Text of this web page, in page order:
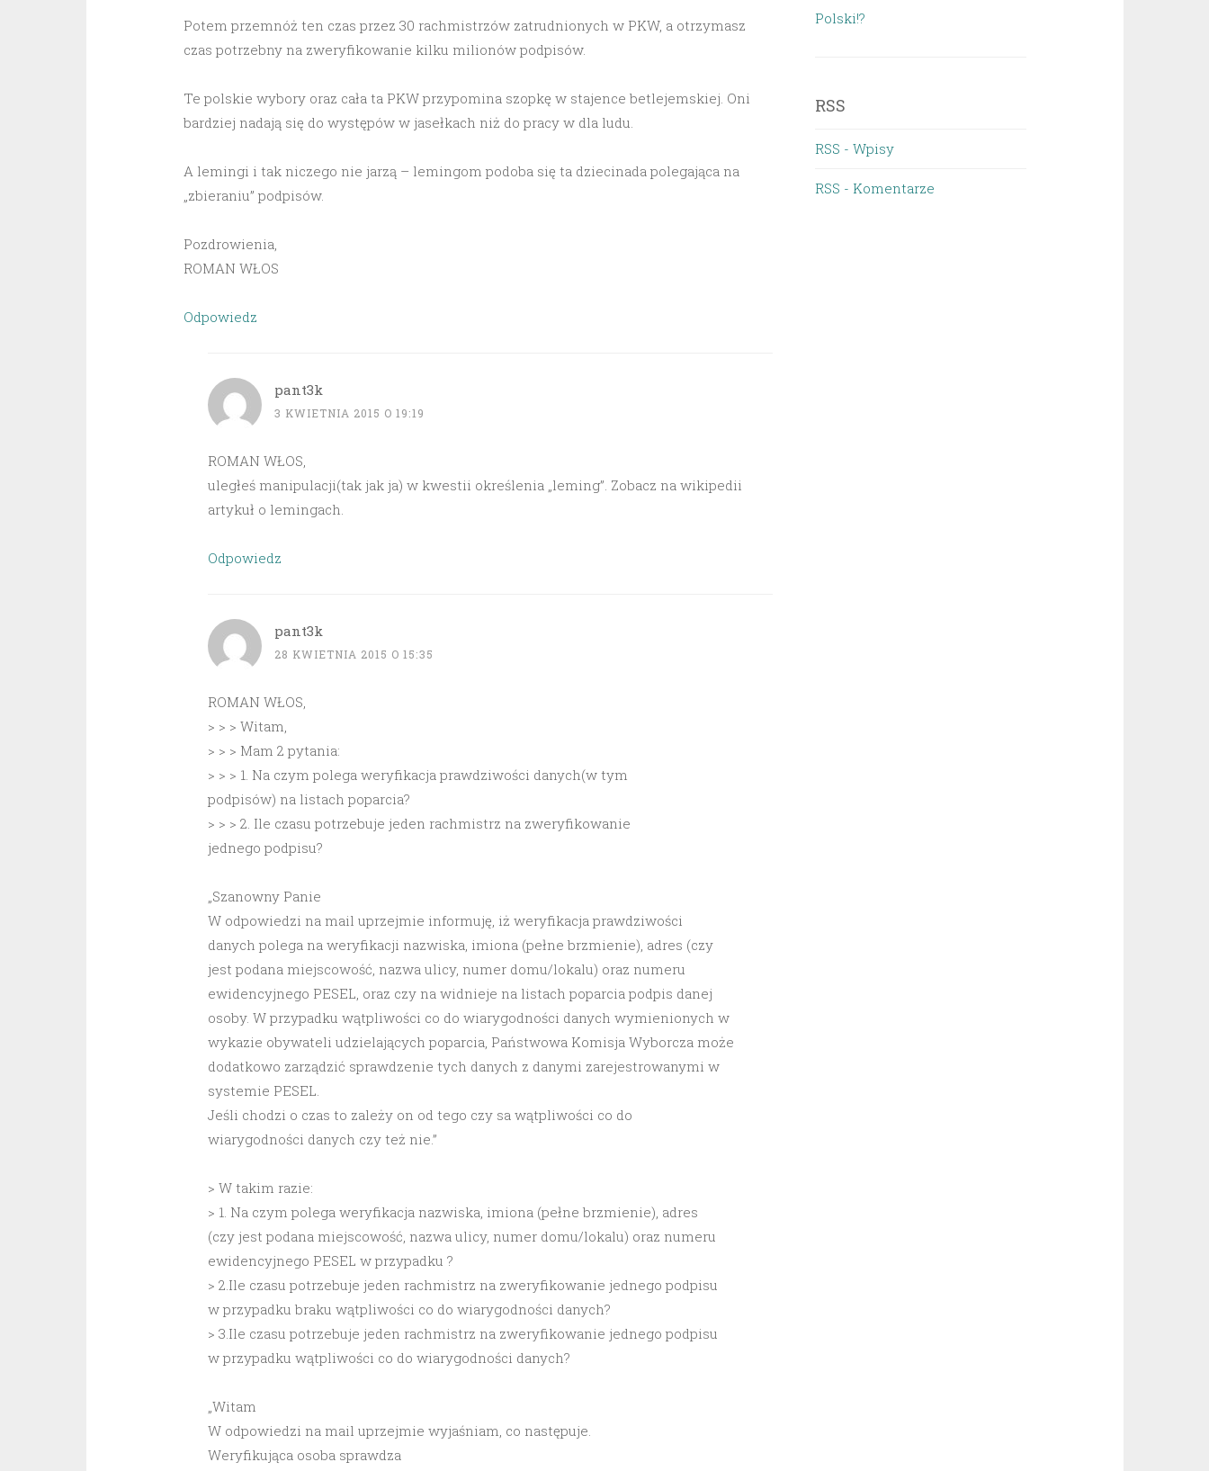
Potem przemnóż ten czas przez 30 rachmistrzów zatrudnionych w PKW, a otrzymasz
czas potrzebny na zweryfikowanie kilku milionów podpisów.
Te polskie wybory oraz cała ta PKW przypomina szopkę w stajence betlejemskiej. Oni
bardziej nadają się do występów w jasełkach niż do pracy w dla ludu.
A lemingi i tak niczego nie jarzą – lemingom podoba się ta dziecinada polegająca na
„zbieraniu” podpisów.
Pozdrowienia,
ROMAN WŁOS
Odpowiedz
pant3k
3 KWIETNIA 2015 O 19:19
ROMAN WŁOS,
uległeś manipulacji(tak jak ja) w kwestii określenia „leming”. Zobacz na wikipedii
artykuł o lemingach.
Odpowiedz
pant3k
28 KWIETNIA 2015 O 15:35
ROMAN WŁOS,
> > > Witam,
> > > Mam 2 pytania:
> > > 1. Na czym polega weryfikacja prawdziwości danych(w tym
podpisów) na listach poparcia?
> > > 2. Ile czasu potrzebuje jeden rachmistrz na zweryfikowanie
jednego podpisu?
„Szanowny Panie
W odpowiedzi na mail uprzejmie informuję, iż weryfikacja prawdziwości
danych polega na weryfikacji nazwiska, imiona (pełne brzmienie), adres (czy
jest podana miejscowość, nazwa ulicy, numer domu/lokalu) oraz numeru
ewidencyjnego PESEL, oraz czy na widnieje na listach poparcia podpis danej
osoby. W przypadku wątpliwości co do wiarygodności danych wymienionych w
wykazie obywateli udzielających poparcia, Państwowa Komisja Wyborcza może
dodatkowo zarządzić sprawdzenie tych danych z danymi zarejestrowanymi w
systemie PESEL.
Jeśli chodzi o czas to zależy on od tego czy sa wątpliwości co do
wiarygodności danych czy też nie.”
> W takim razie:
> 1. Na czym polega weryfikacja nazwiska, imiona (pełne brzmienie), adres
(czy jest podana miejscowość, nazwa ulicy, numer domu/lokalu) oraz numeru
ewidencyjnego PESEL w przypadku ?
> 2.Ile czasu potrzebuje jeden rachmistrz na zweryfikowanie jednego podpisu
w przypadku braku wątpliwości co do wiarygodności danych?
> 3.Ile czasu potrzebuje jeden rachmistrz na zweryfikowanie jednego podpisu
w przypadku wątpliwości co do wiarygodności danych?
„Witam
W odpowiedzi na mail uprzejmie wyjaśniam, co następuje.
Weryfikująca osoba sprawdza
Polski!?
RSS
RSS - Wpisy
RSS - Komentarze